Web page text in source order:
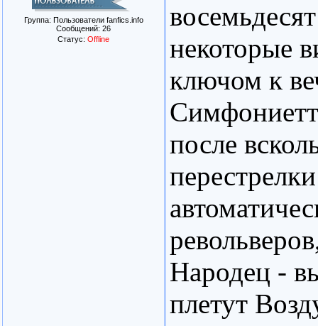
Группа: Пользователи fanfics.info
Сообщений: 26
Статус: Offline
некоторые
ключом к
после
Народец -
плетут